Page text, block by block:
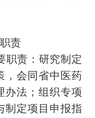
责
职责：研究制定
，会同省中医药
办法；组织专项
制定项目申报指